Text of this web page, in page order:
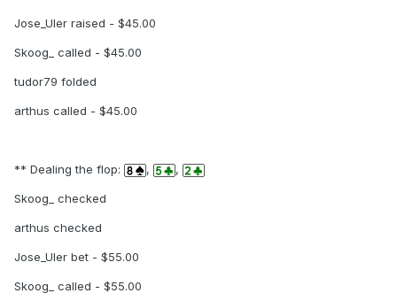
Jose_Uler raised - $45.00
Skoog_ called - $45.00
tudor79 folded
arthus called - $45.00
** Dealing the flop: , ,
Skoog_ checked
arthus checked
Jose_Uler bet - $55.00
Skoog_ called - $55.00